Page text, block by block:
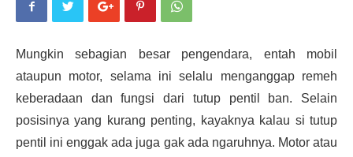
Mungkin sebagian besar pengendara, entah mobil
ataupun motor, selama ini selalu menganggap remeh
keberadaan dan fungsi dari tutup pentil ban. Selain
posisinya yang kurang penting, kayaknya kalau si tutup
pentil ini enggak ada juga gak ada ngaruhnya. Motor atau